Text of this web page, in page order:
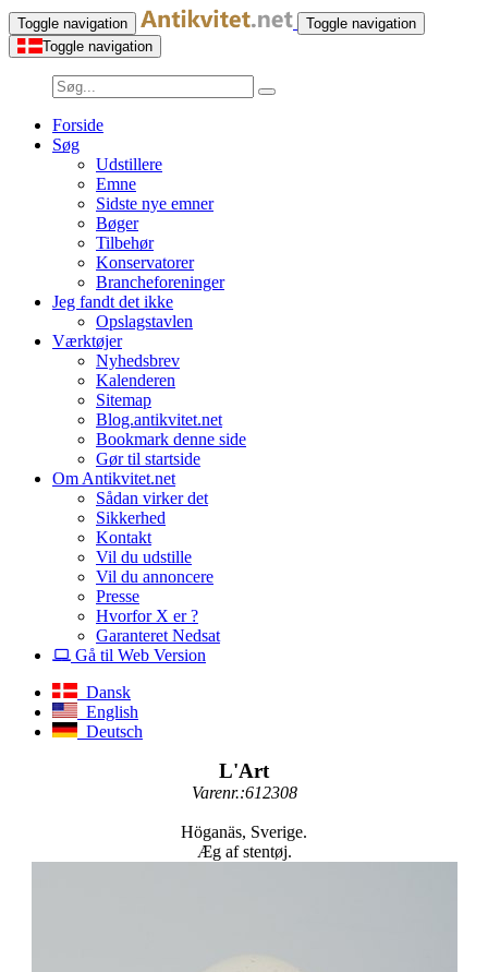
Toggle navigation
Toggle navigation
Toggle navigation
Forside
Søg
Udstillere
Emne
Sidste nye emner
Bøger
Tilbehør
Konservatorer
Brancheforeninger
Jeg fandt det ikke
Opslagstavlen
Værktøjer
Nyhedsbrev
Kalenderen
Sitemap
Blog.antikvitet.net
Bookmark denne side
Gør til startside
Om Antikvitet.net
Sådan virker det
Sikkerhed
Kontakt
Vil du udstille
Vil du annoncere
Presse
Hvorfor X er ?
Garanteret Nedsat
Gå til Web Version
Dansk
English
Deutsch
L'Art
Varenr.:612308
Höganäs, Sverige.
Æg af stentøj.